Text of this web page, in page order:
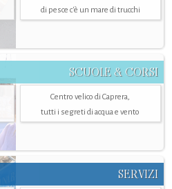
di pesce c'è un mare di trucchi
SCUOLE & CORSI
Centro velico di Caprera,
tutti i segreti di acqua e vento
SERVIZI